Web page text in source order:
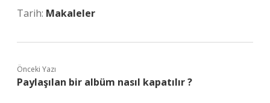
Tarih: Makaleler
Önceki Yazı
Paylaşılan bir albüm nasıl kapatılır ?